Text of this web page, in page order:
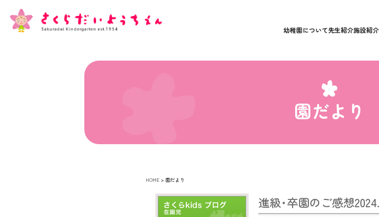
幼稚園について先生紹介施設紹介
園だより
HOME > 園だより
進級･卒園のご感想